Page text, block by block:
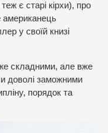
є старі кірхи), про
американець
у своїй книзі
складними, але вже
доволі заможними
порядок та